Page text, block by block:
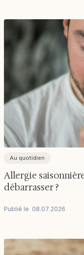
Au quotidien
Allergie
débarrasser ?
Publié le 08.07.2026